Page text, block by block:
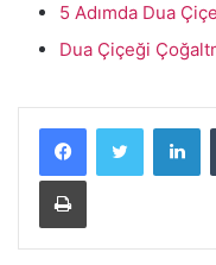
5 Adımda Dua
Dua Çiçeği
Yazdır